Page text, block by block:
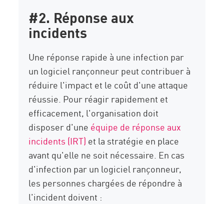
#2. Réponse aux
incidents
Une réponse rapide à une infection par
un logiciel rançonneur peut contribuer à
réduire l'impact et le coût d'une attaque
réussie. Pour réagir rapidement et
efficacement, l'organisation doit
disposer d'une équipe de réponse aux
incidents (IRT) et la stratégie en place
avant qu'elle ne soit nécessaire. En cas
d'infection par un logiciel rançonneur,
les personnes chargées de répondre à
l'incident doivent :